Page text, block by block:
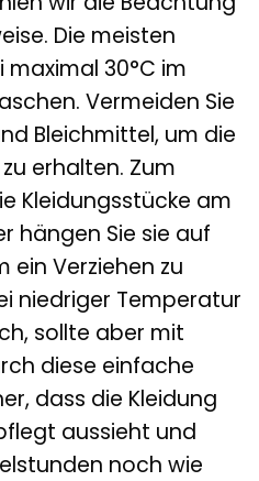
Die meisten
30°C im
Vermeiden Sie
Bleichmittel, um die
erhalten. Zum
Kleidungsstücke am
hängen Sie sie auf
ein Verziehen zu
niedriger Temperatur
sollte aber mit
diese einfache
dass die Kleidung
aussieht und
noch wie